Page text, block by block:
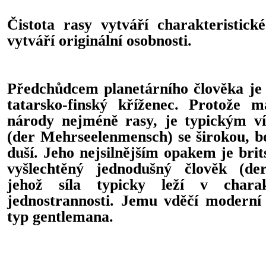
Čistota rasy vytváří
vytváří originální osobnosti.
Předchůdcem planetárního člověka
tatarsko-finský kříženec. Protože
národy nejméně rasy, je typickým
(der Mehrseelenmensch) se širokou,
duší. Jeho nejsilnějším opakem je
vyšlechtěný jednodušný člověk
jehož síla typicky leží v
jednostrannosti. Jemu vděčí
typ gentlemana.